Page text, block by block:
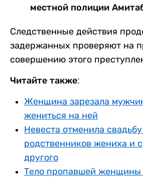
местной полиции
Следственные действия
задержанных проверяют на
совершению этого
Читайте также:
Женщина зарезала
жениться на ней
Невеста отменила свадьбу
родственников жениха и
другого
Тело пропавшей женщины